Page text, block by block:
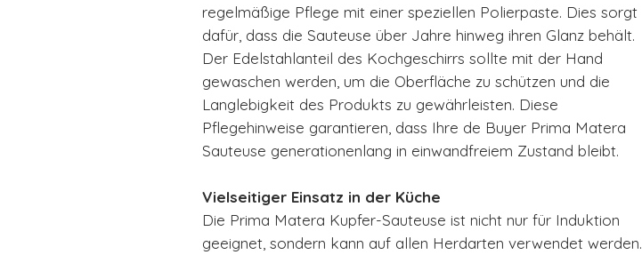
regelmäßige Pflege mit einer speziellen Polierpaste. Dies sorgt
dafür, dass die Sauteuse über Jahre hinweg ihren Glanz behält.
Der Edelstahlanteil des Kochgeschirrs sollte mit der Hand
gewaschen werden, um die Oberfläche zu schützen und die
Langlebigkeit des Produkts zu gewährleisten. Diese
Pflegehinweise garantieren, dass Ihre de Buyer Prima Matera
Sauteuse generationenlang in einwandfreiem Zustand bleibt.
Vielseitiger Einsatz in der Küche
Die Prima Matera Kupfer-Sauteuse ist nicht nur für Induktion
geeignet, sondern kann auf allen Herdarten verwendet werden.